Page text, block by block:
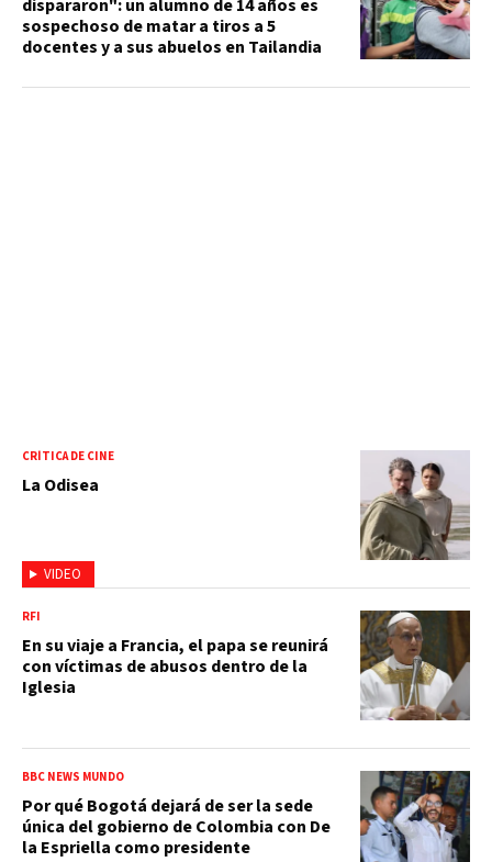
dispararon": un alumno de 14 años es
sospechoso de matar a tiros a 5
docentes y a sus abuelos en Tailandia
VIDEO
CRÍTICA DE CINE
La Odisea
RFI
En su viaje a Francia, el papa se reunirá
con víctimas de abusos dentro de la
Iglesia
BBC NEWS MUNDO
Por qué Bogotá dejará de ser la sede
única del gobierno de Colombia con De
la Espriella como presidente